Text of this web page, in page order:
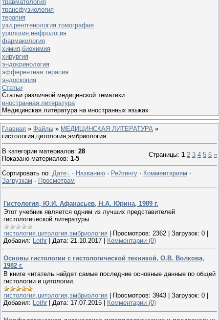
травматология
трансфузиология
терапия
узи,рентгенология,томография
урология,нефрология
фармакология
химия,биохимия
хирургия
эндокринология
эфферентная терапия
эндоскопия
Статьи
Статьи различной медицинской тематики
иностранная литература
Медицинская литература на иностранных языках
Главная » Файлы » МЕДИЦИНСКАЯ ЛИТЕРАТУРА »
гистология,цитология,эмбриология
В категории материалов: 28
Показано материалов: 1-5
Страницы: 1 2 3 4 5 6 »
Сортировать по: Дате · Названию · Рейтингу · Комментариям ·
Загрузкам · Просмотрам
Гистология, Ю.И. Афанасьев, Н.А. Юрина, 1989 г.
Этот учебник является одним из лучших представителей
гистологической литературы.
гистология,цитология,эмбриология | Просмотров: 2362 | Загрузок: 0 |
Добавил: Lothr | Дата: 21.10.2017 | Комментарии (0)
Основы гистологии с гистологической техникой, О.В. Волкова,
1982 г.
В книге читатель найдет самые последние основные данные по общей
гистологии и цитологии.
гистология,цитология,эмбриология
Просмотров: 3943 Загрузок: 0
Добавил:
Lothr Дата: 17.07.2015 Комментарии (0)